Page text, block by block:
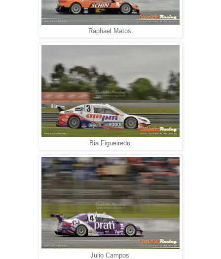
Raphael Matos.
Bia Figueiredo.
Julio Campos.